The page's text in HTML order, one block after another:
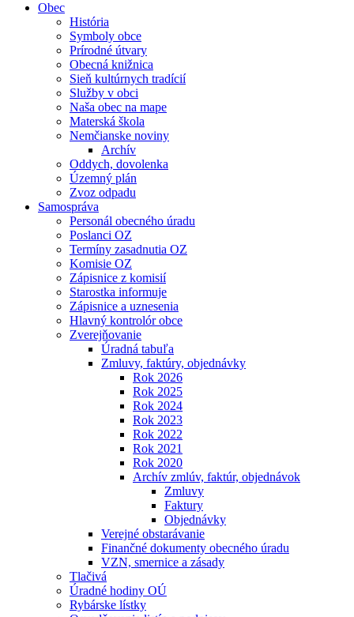
Obec
História
Symboly obce
Prírodné útvary
Obecná knižnica
Sieň kultúrnych tradícií
Služby v obci
Naša obec na mape
Materská škola
Nemčianske noviny
Archív
Oddych, dovolenka
Územný plán
Zvoz odpadu
Samospráva
Personál obecného úradu
Poslanci OZ
Termíny zasadnutia OZ
Komisie OZ
Zápisnice z komisií
Starostka informuje
Zápisnice a uznesenia
Hlavný kontrolór obce
Zverejňovanie
Úradná tabuľa
Zmluvy, faktúry, objednávky
Rok 2026
Rok 2025
Rok 2024
Rok 2023
Rok 2022
Rok 2021
Rok 2020
Archív zmlúv, faktúr, objednávok
Zmluvy
Faktury
Objednávky
Verejné obstarávanie
Finančné dokumenty obecného úradu
VZN, smernice a zásady
Tlačivá
Úradné hodiny OÚ
Rybárske lístky